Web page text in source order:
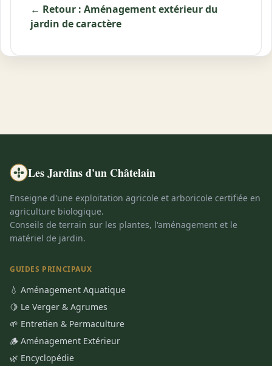
← Retour : Aménagement extérieur du
jardin de caractère
Les Jardins d'un Châtelain
Enseigne d'une exploitation agricole et arboricole certifiée en
agriculture biologique.
Conseils de terrain sur les plantes, l'aménagement et le
matériel de jardin.
GUIDES PRINCIPAUX
💧 Aménagement Aquatique
🍋 Le Verger & Agrumes
🌱 Entretien & Permaculture
🪵 Aménagement Extérieur
🌿 Encyclopédie